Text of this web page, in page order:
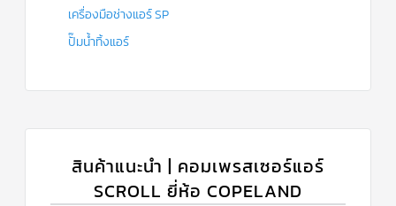
เครื่องมือช่างแอร์ SP
ปั๊มน้ำทิ้งแอร์
สินค้าแนะนำ | คอมเพรสเซอร์แอร์
SCROLL ยี่ห้อ COPELAND